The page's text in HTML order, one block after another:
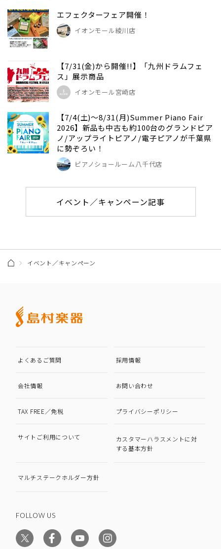
エフェクターフェア開催！
イオンモール綾川店
【7/31(金)から開催!!】「九州ドラムフェ
ス」展示商品
イオンモール宮崎店
【7/4(土)～8/31(月)Summer Piano Fair
2026】新品も中古も約100台のグランドピア
ノ/アップライトピアノ/電子ピアノが千葉県
に勢ぞろい！
ピアノショールーム八千代店
イベント／キャンペーン記事
イベント／キャンペーン
よくあるご質問 採用情報
会社情報 お問い合わせ
TAX FREE／免税 プライバシーポリシー
サイトご利用について
カスタマーハラスメントに対
する基本方針
マルチステークホルダー方針
FOLLOW US